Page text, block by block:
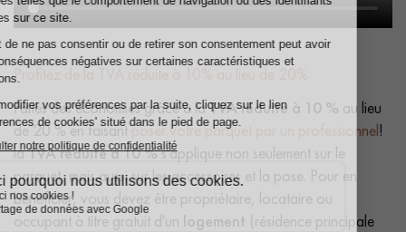
Profitez de la TVA réduite à 10% au lieu de 20%
Faites des économies grâce à laTVA réduite à 10 % au lieu
de 20 % en faisantposer votre parquet par un professionnel!
laTVA réduite à 10 %s'applique non seulement sur le
parquet, mais aussi sur les accessoires et la pose. Pour en
bénéficier, vous devez être propriétaire, locataire ou
occupant à titre gratuit d'un logement (résidence principale